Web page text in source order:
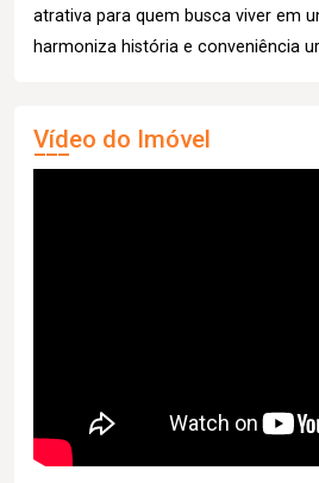
atrativa para quem busca viver em
harmoniza história e conveniência
Vídeo do Imóvel